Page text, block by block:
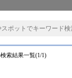
索結果一覧(1/1)